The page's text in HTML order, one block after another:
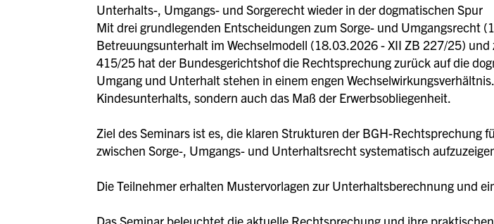
Unterhalts-, Umgangs- und Sorgerecht wieder in der dogmatischen Spur
Mit drei grundlegenden Entscheidungen zum Sorge- und Umgangsrecht
Betreuungsunterhalt im Wechselmodell (18.03.2026 - XII ZB 227/25)
415/25 hat der Bundesgerichtshof die Rechtsprechung zurück auf die
Umgang und Unterhalt stehen in einem engen
Kindesunterhalts, sondern auch das Maß der Erwerbsobliegenheit.
Ziel des Seminars ist es, die klaren Strukturen der BGH-Rechtsprechung
zwischen Sorge-, Umgangs- und Unterhaltsrecht systematisch
Die Teilnehmer erhalten Mustervorlagen zur Unterhaltsberechnung und
Das Seminar beleuchtet die aktuelle Rechtsprechung und ihre